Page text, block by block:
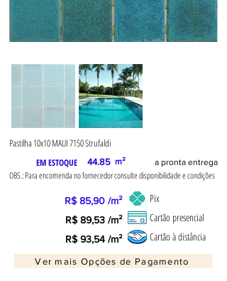
Pastilha 10x10 MAUI 7150 Strufaldi
EM ESTOQUE 44.85 m² a pronta entrega
OBS.: Para encomenda no fornecedor consulte disponibilidade e condições
R$ 85,90 /m² Pix
R$ 89,53 /m² Cartão presencial
R$ 93,54 /m² Cartão à distância
Ver mais Opções de Pagamento